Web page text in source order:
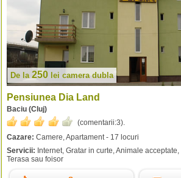
De la 250 lei camera dubla
Pensiunea Dia Land
Baciu (Cluj)
(comentarii:3).
Cazare: Camere, Apartament - 17 locuri
Servicii: Internet, Gratar in curte, Animale
Terasa sau foisor